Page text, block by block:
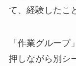
て、経験したこ
「作業グルー
押しながら別シ